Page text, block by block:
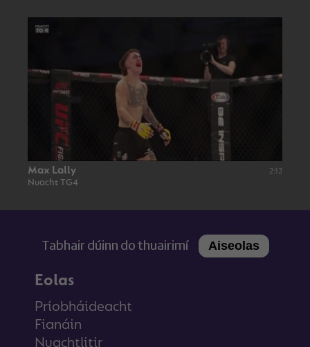
Max Lally
Nuacht TG4
2:12
Tabhair dúinn do thuairimí Aiseolas
Eolas
Príobháideacht
Fianáin
Nuachtlitir